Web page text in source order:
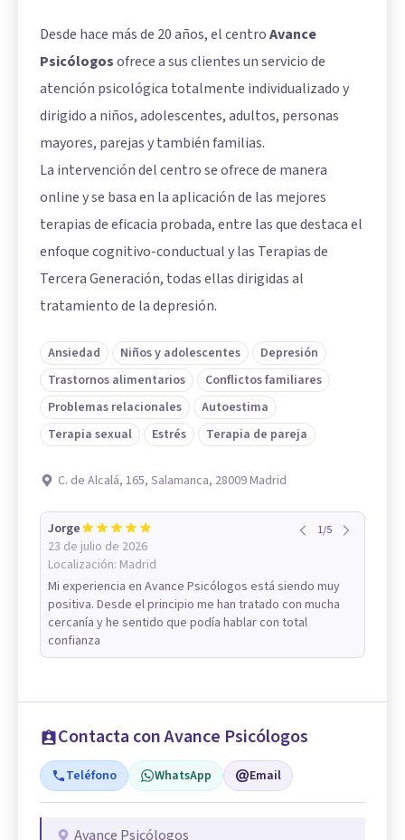
Desde hace más de 20 años, el centroAvance
Psicólogosofrece a sus clientes un servicio de
atención psicológica totalmente individualizado y
dirigido a niños, adolescentes, adultos, personas
mayores, parejas y también familias.
La intervención del centro se ofrece de manera
online y se basa en la aplicación de las mejores
terapias de eficacia probada, entre las que destaca el
enfoque cognitivo-conductual y las Terapias de
Tercera Generación, todas ellas dirigidas al
tratamiento de la depresión.
Ansiedad Niños y adolescentes
Depresión
Trastornos alimentarios
Conflictos familiares
Problemas relacionales
Autoestima
Terapia sexual
Estrés Terapia de pareja
C. de Alcalá, 165, Salamanca, 28009 Madrid
Jorge
23 de julio de 2026
Localización: Madrid
1/5
Mi experiencia en Avance Psicólogos está siendo muy
positiva. Desde el principio me han tratado con mucha
cercanía y he sentido que podía hablar con total
confianza
Contacta con Avance Psicólogos
Teléfono WhatsApp Email
Avance Psicólogos